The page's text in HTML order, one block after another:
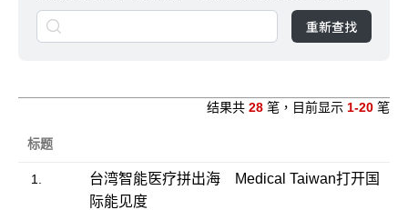
重新查找
结果共 28 笔，目前显示 1-20 笔
标题
1.
台湾智能医疗拼出海 Medical Taiwan打开国
际能见度